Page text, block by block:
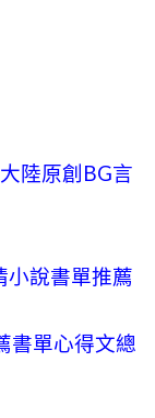
陸原創BG言
小說書單推薦
書單心得文總